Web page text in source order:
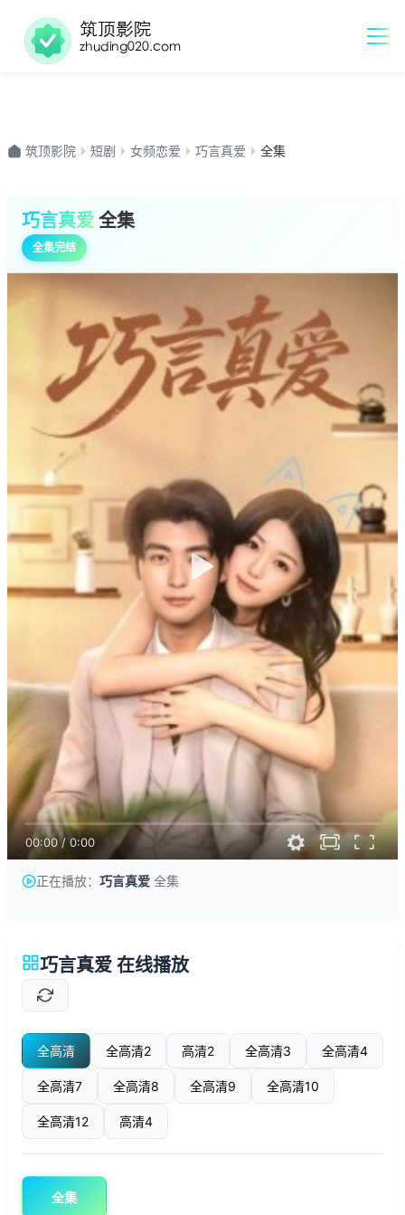
筑顶影院 短剧 女频恋爱 巧言真爱 全集
巧言真爱 全集
全集完结
00:00/0:00
正在播放： 巧言真爱 全集
巧言真爱 在线播放
全高清 全高清2 高清2 全高清3 全高清4
全高清7 全高清8 全高清9 全高清10
全高清12 高清4
全集